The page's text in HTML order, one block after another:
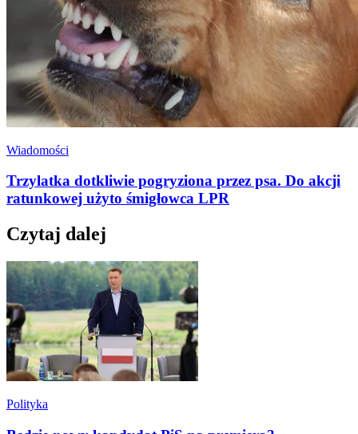
Wiadomości
Trzylatka dotkliwie pogryziona przez psa. Do akcji
ratunkowej użyto śmigłowca LPR
Czytaj dalej
Polityka